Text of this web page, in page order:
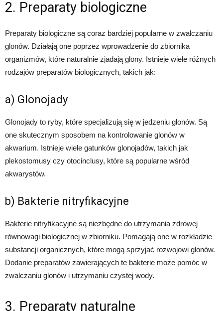
2. Preparaty biologiczne
Preparaty biologiczne są coraz bardziej popularne w zwalczaniu
glonów. Działają one poprzez wprowadzenie do zbiornika
organizmów, które naturalnie zjadają glony. Istnieje wiele różnych
rodzajów preparatów biologicznych, takich jak:
a) Glonojady
Glonojady to ryby, które specjalizują się w jedzeniu glonów. Są
one skutecznym sposobem na kontrolowanie glonów w
akwarium. Istnieje wiele gatunków glonojadów, takich jak
plekostomusy czy otocinclusy, które są popularne wśród
akwarystów.
b) Bakterie nitryfikacyjne
Bakterie nitryfikacyjne są niezbędne do utrzymania zdrowej
równowagi biologicznej w zbiorniku. Pomagają one w rozkładzie
substancji organicznych, które mogą sprzyjać rozwojowi glonów.
Dodanie preparatów zawierających te bakterie może pomóc w
zwalczaniu glonów i utrzymaniu czystej wody.
3. Preparaty naturalne